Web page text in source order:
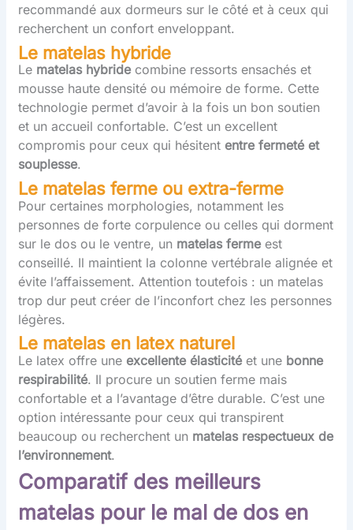
recommandé aux dormeurs sur le côté et à ceux qui
recherchent un confort enveloppant.
Le matelas hybride
Le matelas hybridecombine ressorts ensachés et
mousse haute densité ou mémoire de forme. Cette
technologie permet d’avoir à la fois un bon soutien
et un accueil confortable. C’est un excellent
compromis pour ceux qui hésitent entre fermeté et
souplesse.
Le matelas ferme ou extra-ferme
Pour certaines morphologies, notamment les
personnes de forte corpulence ou celles qui dorment
sur le dos ou le ventre, un matelas fermeest
conseillé. Il maintient la colonne vertébrale alignée et
évite l’affaissement. Attention toutefois : un matelas
trop dur peut créer de l’inconfort chez les personnes
légères.
Le matelas en latex naturel
Le latex offre une excellente élasticitéet une bonne
respirabilité. Il procure un soutien ferme mais
confortable et a l’avantage d’être durable. C’est une
option intéressante pour ceux qui transpirent
beaucoup ou recherchent un matelas respectueux de
l’environnement.
Comparatif des meilleurs
matelas pour le mal de dos en